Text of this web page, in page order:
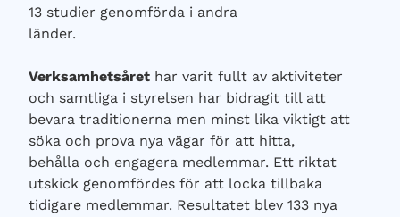
13 studier genomförda i andra
länder.
Verksamhetsåret har varit fullt av aktiviteter
och samtliga i styrelsen har bidragit till att
bevara traditionerna men minst lika viktigt att
söka och prova nya vägar för att hitta,
behålla och engagera medlemmar. Ett riktat
utskick genomfördes för att locka tillbaka
tidigare medlemmar. Resultatet blev 133 nya